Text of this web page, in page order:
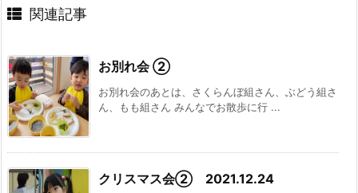
関連記事
お別れ会 ②
お別れ会のあとは、さくらんぼ組さん、ぶどう組さ
ん、もも組さん みんなでお散歩に行 ...
クリスマス会② 2021.12.24